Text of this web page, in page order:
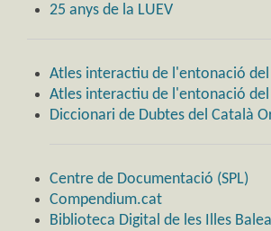
25 anys de la LUEV
Atles interactiu de l'entonació
Atles interactiu de l'entonació
Diccionari de Dubtes del Català
Centre de Documentació (SPL)
Compendium.cat
Biblioteca Digital de les Illes